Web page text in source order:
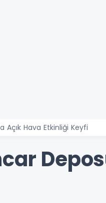
Açık Hava Etkinliği Keyfi